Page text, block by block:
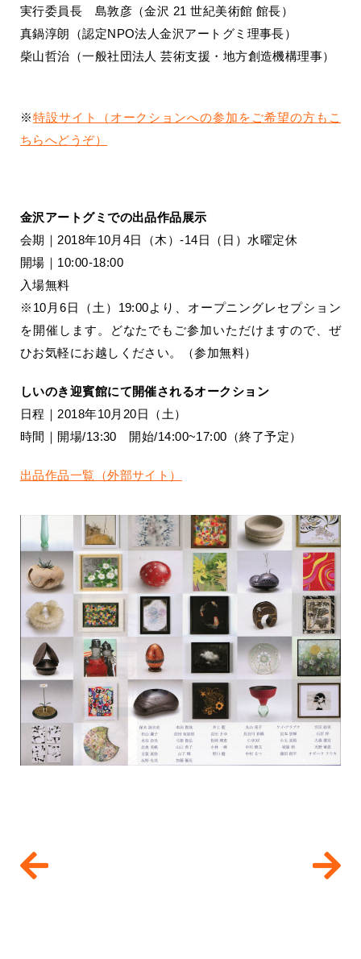
実行委員長 島敦彦（金沢 21 世紀美術館 館長）
真鍋淳朗（認定NPO法人金沢アートグミ理事長）
柴山哲治（一般社団法人 芸術支援・地方創造機構理事）
※特設サイト（オークションへの参加をご希望の方もこ
ちらへどうぞ）
金沢アートグミでの出品作品展示
会期｜2018年10月4日（木）-14日（日）水曜定休
開場｜10:00-18:00
入場無料
※10月6日（土）19:00より、オープニングレセプション
を開催します。どなたでもご参加いただけますので、ぜ
ひお気軽にお越しください。（参加無料）
しいのき迎賓館にて開催されるオークション
日程｜2018年10月20日（土）
時間｜開場/13:30 開始/14:00~17:00（終了予定）
出品作品一覧（外部サイト）